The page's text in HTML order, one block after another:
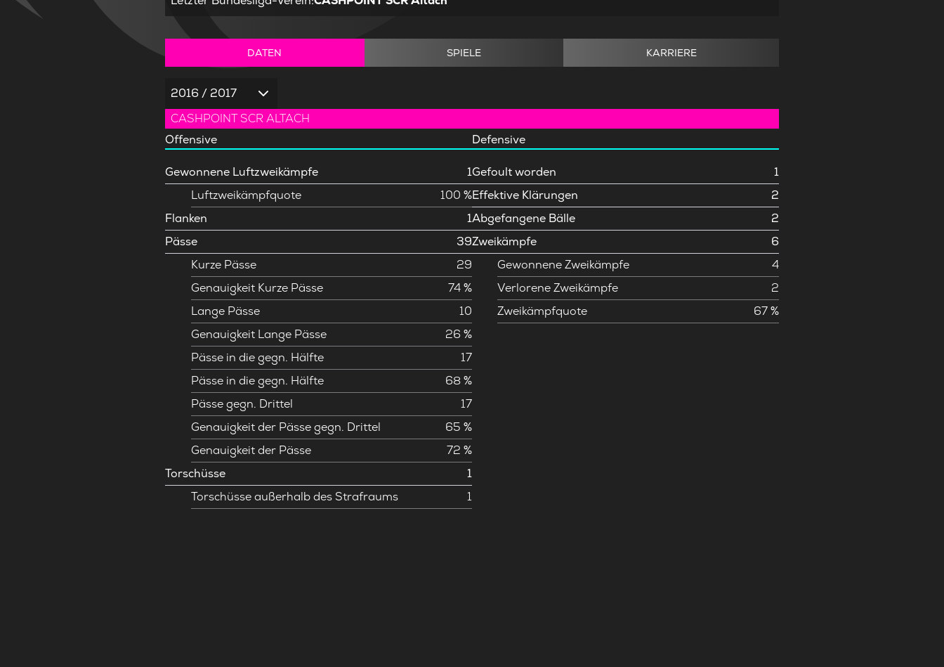
DATEN SPIELE KARRIERE
2016 / 2017
CASHPOINT SCR ALTACH
Offensive
Gewonnene Luftzweikämpfe
1
Luftzweikämpfquote
100 %
Flanken
1
Pässe
39
Kurze Pässe
29
Genauigkeit Kurze Pässe
74 %
Lange Pässe
10
Genauigkeit Lange Pässe
26 %
Pässe in die gegn. Hälfte
17
Pässe in die gegn. Hälfte
68 %
Pässe gegn. Drittel
17
Genauigkeit der Pässe gegn. Drittel
65 %
Genauigkeit der Pässe
72 %
Torschüsse
1
Torschüsse außerhalb des Strafraums
1
Defensive
Gefoult worden
1
Effektive Klärungen
2
Abgefangene Bälle
2
Zweikämpfe
6
Gewonnene Zweikämpfe
4
Verlorene Zweikämpfe
2
Zweikämpfquote
67 %